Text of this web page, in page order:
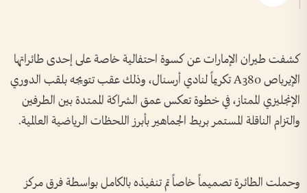
كشفت طيران الإمارات عن كسوة احتفالية خاصة على إحدى طائراتها
الإيرباص A380 تكريماً لنادي أرسنال، وذلك عقب تتويجه بلقب الدوري
الإنجليزي الممتاز، في خطوة تعكس عمق الشراكة الممتدة بين الطرفين
والتزام الناقلة المستمر بربط الجماهير بأبرز اللحظات الرياضية العالمية.
وحملت الطائرة تصميماً خاصاً تم تنفيذه بالكامل بواسطة فرق مركز